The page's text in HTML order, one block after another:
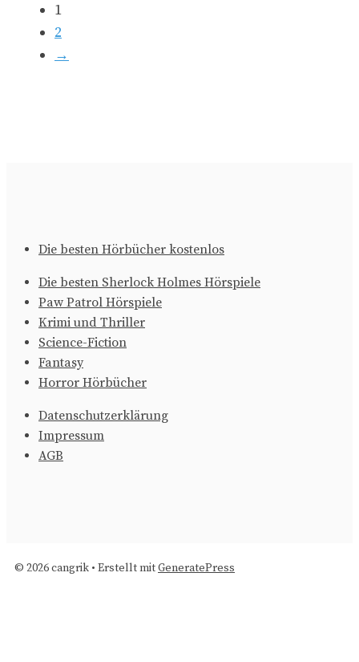
1
2
→
Die besten Hörbücher kostenlos
Die besten Sherlock Holmes Hörspiele
Paw Patrol Hörspiele
Krimi und Thriller
Science-Fiction
Fantasy
Horror Hörbücher
Datenschutzerklärung
Impressum
AGB
© 2026 cangrik • Erstellt mitGeneratePress